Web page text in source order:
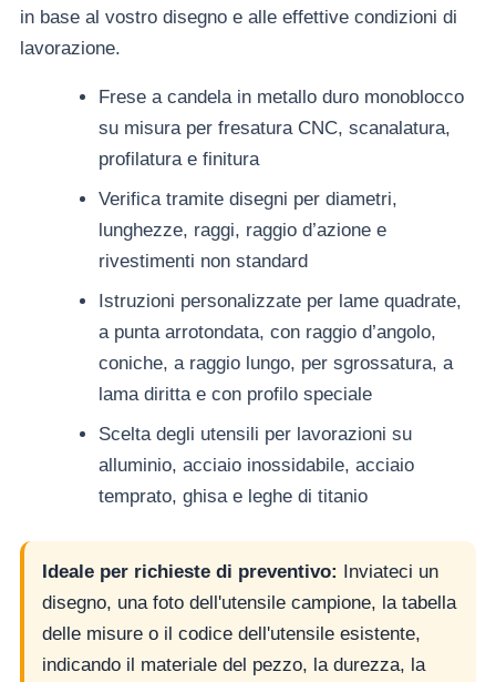
in base al vostro disegno e alle effettive condizioni di
lavorazione.
Frese a candela in metallo duro monoblocco
su misura per fresatura CNC, scanalatura,
profilatura e finitura
Verifica tramite disegni per diametri,
lunghezze, raggi, raggio d’azione e
rivestimenti non standard
Istruzioni personalizzate per lame quadrate,
a punta arrotondata, con raggio d’angolo,
coniche, a raggio lungo, per sgrossatura, a
lama diritta e con profilo speciale
Scelta degli utensili per lavorazioni su
alluminio, acciaio inossidabile, acciaio
temprato, ghisa e leghe di titanio
Ideale per richieste di preventivo: Inviateci un
disegno, una foto dell'utensile campione, la tabella
delle misure o il codice dell'utensile esistente,
indicando il materiale del pezzo, la durezza, la